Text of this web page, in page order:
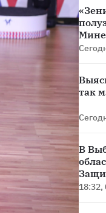
так
В
18:32,